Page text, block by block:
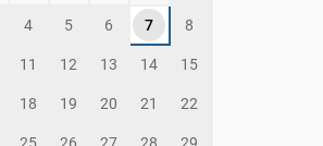
4 5 6 7 8
11 12 13 14 15
18 19 20 21 22